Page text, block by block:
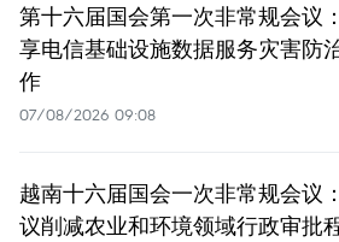
第十六届国会第一次非常规会议
享电信基础设施数据服务灾害防
作
07/08/2026 09:08
越南十六届国会一次非常规会议
议削减农业和环境领域行政审批